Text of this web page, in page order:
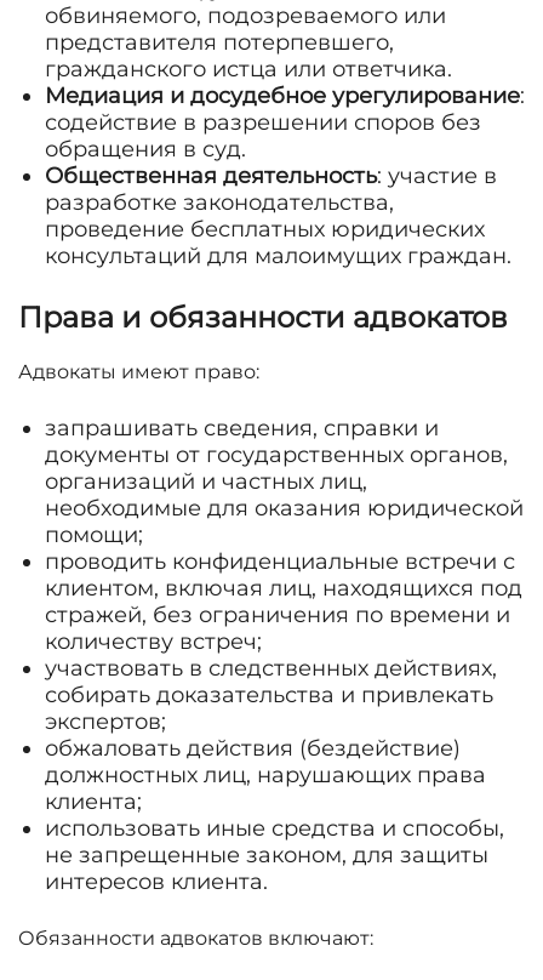
обвиняемого, подозреваемого или
представителя потерпевшего,
гражданского истца или ответчика.
Медиация и досудебное урегулирование:
содействие в разрешении споров без
обращения в суд.
Общественная деятельность: участие в
разработке законодательства,
проведение бесплатных юридических
консультаций для малоимущих граждан.
Права и обязанности адвокатов
Адвокаты имеют право:
запрашивать сведения, справки и
документы от государственных органов,
организаций и частных лиц,
необходимые для оказания юридической
помощи;
проводить конфиденциальные встречи с
клиентом, включая лиц, находящихся под
стражей, без ограничения по времени и
количеству встреч;
участвовать в следственных действиях,
собирать доказательства и привлекать
экспертов;
обжаловать действия (бездействие)
должностных лиц, нарушающих права
клиента;
использовать иные средства и способы,
не запрещенные законом, для защиты
интересов клиента.
Обязанности адвокатов включают: